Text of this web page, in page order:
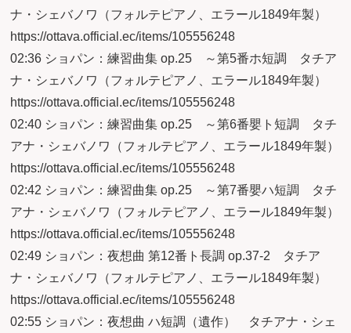
ナ・シェバノワ（フォルテピアノ、エラール1849年製）
https://ottava.official.ec/items/105556248
02:36 ショパン：練習曲集 op.25 ～第5番ホ短調 タチア
ナ・シェバノワ（フォルテピアノ、エラール1849年製）
https://ottava.official.ec/items/105556248
02:40 ショパン：練習曲集 op.25 ～第6番嬰ト短調 タチ
アナ・シェバノワ（フォルテピアノ、エラール1849年製）
https://ottava.official.ec/items/105556248
02:42 ショパン：練習曲集 op.25 ～第7番嬰ハ短調 タチ
アナ・シェバノワ（フォルテピアノ、エラール1849年製）
https://ottava.official.ec/items/105556248
02:49 ショパン：夜想曲 第12番ト長調 op.37-2 タチア
ナ・シェバノワ（フォルテピアノ、エラール1849年製）
https://ottava.official.ec/items/105556248
02:55 ショパン：夜想曲 ハ短調（遺作） タチアナ・シェ